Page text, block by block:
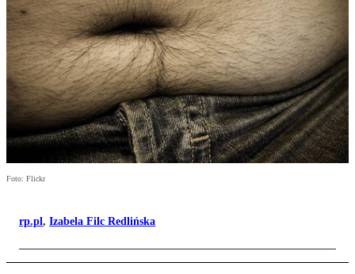
Foto: Flickr
rp.pl, Izabela Filc Redlińska